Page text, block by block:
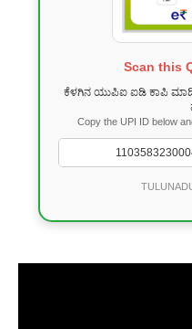
Scan this
ಕೆಳಗಿನ ಯುಪಿಐ ಐಡಿ ಕಾಪಿ
Copy the UPI ID below